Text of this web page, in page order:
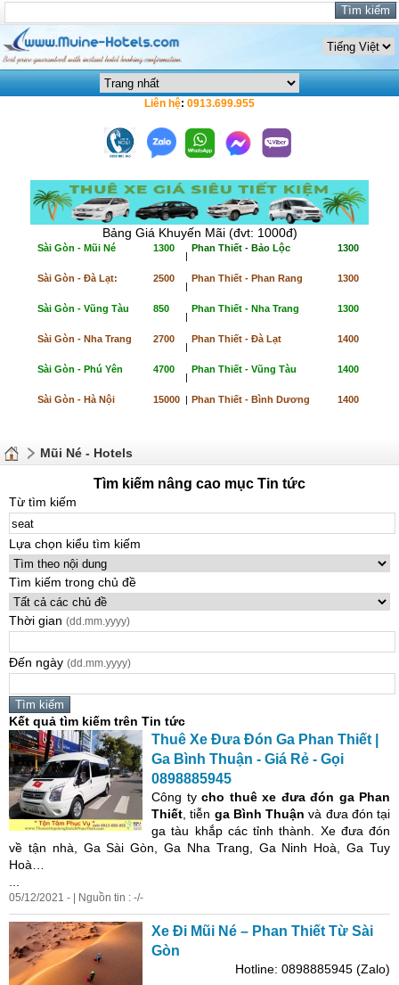
Liên hệ: 0913.699.955
Bảng Giá Khuyến Mãi (đvt: 1000đ)
Sài Gòn - Mũi Né 1300
|
Phan Thiết - Bảo Lộc 1300
Sài Gòn - Đà Lạt: 2500
|
Phan Thiết - Phan Rang 1300
Sài Gòn - Vũng Tàu 850
|
Phan Thiết - Nha Trang 1300
Sài Gòn - Nha Trang 2700
|
Phan Thiết - Đà Lạt 1400
Sài Gòn - Phú Yên 4700
|
Phan Thiết - Vũng Tàu 1400
Sài Gòn - Hà Nội 15000 | Phan Thiết - Bình Dương 1400
Mũi Né - Hotels
Tìm kiếm nâng cao mục Tin tức
Từ tìm kiếm
Lựa chọn kiểu tìm kiếm
Tìm kiếm trong chủ đề
Thời gian (dd.mm.yyyy)
Đến ngày (dd.mm.yyyy)
Kết quả tìm kiếm trên Tin tức
Thuê Xe Đưa Đón Ga Phan Thiết |
Ga Bình Thuận - Giá Rẻ - Gọi
0898885945
Công ty cho thuê xe đưa đón ga Phan
Thiết , tiễn ga Bình Thuận và đưa đón tại
ga tàu khắp các tỉnh thành. Xe đưa đón
về tận nhà, Ga Sài Gòn, Ga Nha Trang, Ga Ninh Hoà, Ga Tuy
Hoà…
05/12/2021 - | Nguồn tin : -/-
Xe Đi Mũi Né – Phan Thiết Từ Sài
Gòn
Hotline: 0898885945 (Zalo)